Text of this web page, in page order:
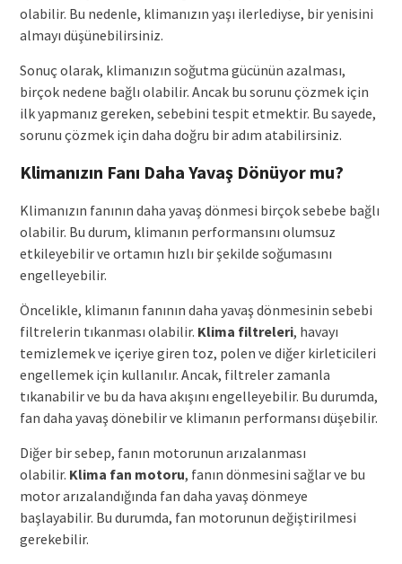
olabilir. Bu nedenle, klimanızın yaşı ilerlediyse, bir yenisini
almayı düşünebilirsiniz.
Sonuç olarak, klimanızın soğutma gücünün azalması,
birçok nedene bağlı olabilir. Ancak bu sorunu çözmek için
ilk yapmanız gereken, sebebini tespit etmektir. Bu sayede,
sorunu çözmek için daha doğru bir adım atabilirsiniz.
Klimanızın Fanı Daha Yavaş Dönüyor mu?
Klimanızın fanının daha yavaş dönmesi birçok sebebe bağlı
olabilir. Bu durum, klimanın performansını olumsuz
etkileyebilir ve ortamın hızlı bir şekilde soğumasını
engelleyebilir.
Öncelikle, klimanın fanının daha yavaş dönmesinin sebebi
filtrelerin tıkanması olabilir. Klima filtreleri, havayı
temizlemek ve içeriye giren toz, polen ve diğer kirleticileri
engellemek için kullanılır. Ancak, filtreler zamanla
tıkanabilir ve bu da hava akışını engelleyebilir. Bu durumda,
fan daha yavaş dönebilir ve klimanın performansı düşebilir.
Diğer bir sebep, fanın motorunun arızalanması
olabilir. Klima fan motoru, fanın dönmesini sağlar ve bu
motor arızalandığında fan daha yavaş dönmeye
başlayabilir. Bu durumda, fan motorunun değiştirilmesi
gerekebilir.